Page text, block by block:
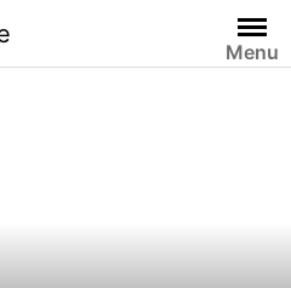
Menu